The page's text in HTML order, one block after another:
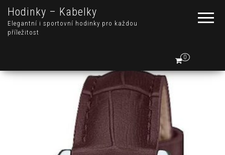
Hodinky – Kabelky
Elegantní i sportovní hodinky pro každou
příležitost
0